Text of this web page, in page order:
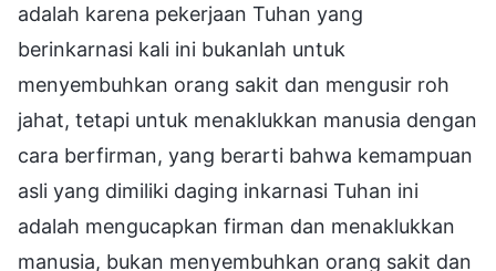
adalah karena pekerjaan Tuhan yang
berinkarnasi kali ini bukanlah untuk
menyembuhkan orang sakit dan mengusir roh
jahat, tetapi untuk menaklukkan manusia dengan
cara berfirman, yang berarti bahwa kemampuan
asli yang dimiliki daging inkarnasi Tuhan ini
adalah mengucapkan firman dan menaklukkan
manusia, bukan menyembuhkan orang sakit dan